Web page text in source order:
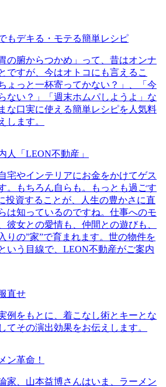
もデキる・モテる簡単レシピ
の腑からつかめ」って、昔はオンナ
ですが、今はオトコにも言えるこ
ょっと一杯寄ってかない？」、「今
ない？」「週末ホムパしようよ」な
な口実に使える簡単レシピを人気料
します。
人「LEON不動産」
宅やインテリアにお金をかけてゲス
。もちろん自らも。もっとも過ごす
投資することが、人生の豊かさに直
は知っているのですね。仕事へのモ
彼女との愛情も、仲間との遊びも、
りの”家”で育まれます。世の物件を
いう目線で、LEON不動産がご案内
直せ
例をもとに、着こなし術とキーとな
てその演出効果をお伝えします。
ン革命！
家、山本益博さんはいま、ラーメン